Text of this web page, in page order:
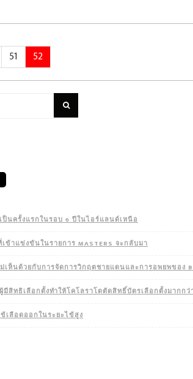
Page
51 Page
52
ป็นครั้งแรกในรอบ 6 ปีในไอร์แลนด์เหนือ
าแข่งขันในรายการ MASTERS จะกลับมา
ห็นด้วยกับการจัดการวิกฤตชายแดนและการอพยพของ
สิทธิเลือกตั้งทำให้โคโลราโดตัดสิทธิ์บัตรเลือกตั้งมากกว่
เลือดออกในระยะไข้สูง